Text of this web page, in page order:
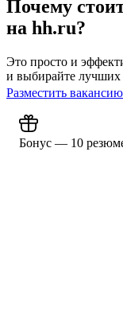
Почему
на hh.ru?
Это просто и
и выбирайте лучших
Разместить
Бонус — 10